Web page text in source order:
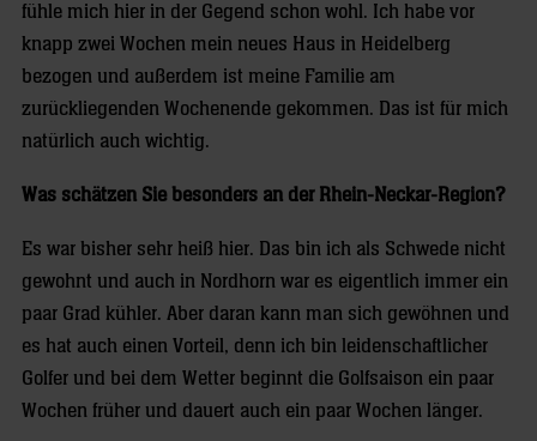
fühle mich hier in der Gegend schon wohl. Ich habe vor
knapp zwei Wochen mein neues Haus in Heidelberg
bezogen und außerdem ist meine Familie am
zurückliegenden Wochenende gekommen. Das ist für mich
natürlich auch wichtig.
Was schätzen Sie besonders an der Rhein-Neckar-Region?
Es war bisher sehr heiß hier. Das bin ich als Schwede nicht
gewohnt und auch in Nordhorn war es eigentlich immer ein
paar Grad kühler. Aber daran kann man sich gewöhnen und
es hat auch einen Vorteil, denn ich bin leidenschaftlicher
Golfer und bei dem Wetter beginnt die Golfsaison ein paar
Wochen früher und dauert auch ein paar Wochen länger.